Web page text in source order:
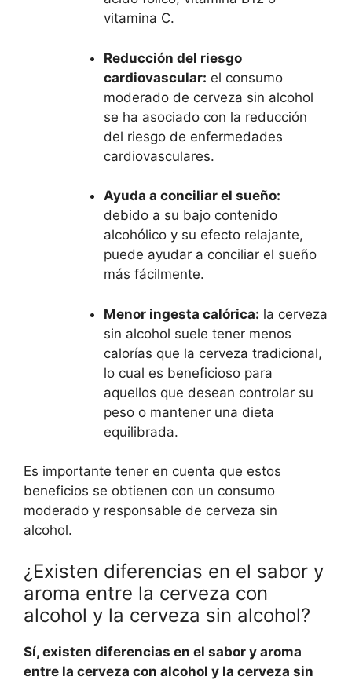
vitamina C.
Reducción del riesgo
cardiovascular: el consumo
moderado de cerveza sin alcohol
se ha asociado con la reducción
del riesgo de enfermedades
cardiovasculares.
Ayuda a conciliar el sueño:
debido a su bajo contenido
alcohólico y su efecto relajante,
puede ayudar a conciliar el sueño
más fácilmente.
Menor ingesta calórica: la cerveza
sin alcohol suele tener menos
calorías que la cerveza tradicional,
lo cual es beneficioso para
aquellos que desean controlar su
peso o mantener una dieta
equilibrada.
Es importante tener en cuenta que estos
beneficios se obtienen con un consumo
moderado y responsable de cerveza sin
alcohol.
¿Existen diferencias en el sabor y
aroma entre la cerveza con
alcohol y la cerveza sin alcohol?
Sí, existen diferencias en el sabor y aroma
entre la cerveza con alcohol y la cerveza sin